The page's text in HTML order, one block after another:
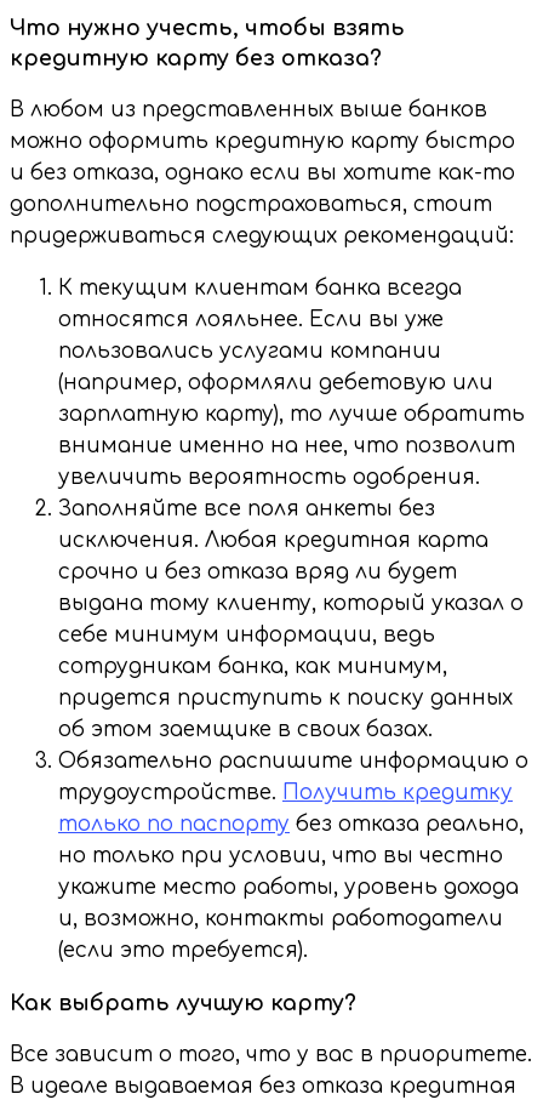
Что нужно учесть, чтобы взять
кредитную карту без отказа?
В любом из представленных выше банков
можно оформить кредитную карту быстро
и без отказа, однако если вы хотите как-то
дополнительно подстраховаться, стоит
придерживаться следующих рекомендаций:
К текущим клиентам банка всегда
относятся лояльнее. Если вы уже
пользовались услугами компании
(например, оформляли дебетовую или
зарплатную карту), то лучше обратить
внимание именно на нее, что позволит
увеличить вероятность одобрения.
Заполняйте все поля анкеты без
исключения. Любая кредитная карта
срочно и без отказа вряд ли будет
выдана тому клиенту, который указал о
себе минимум информации, ведь
сотрудникам банка, как минимум,
придется приступить к поиску данных
об этом заемщике в своих базах.
Обязательно распишите информацию о
трудоустройстве. Получить кредитку
только по паспорту без отказа реально,
но только при условии, что вы честно
укажите место работы, уровень дохода
и, возможно, контакты работодатели
(если это требуется).
Как выбрать лучшую карту?
Все зависит о того, что у вас в приоритете.
В идеале выдаваемая без отказа кредитная